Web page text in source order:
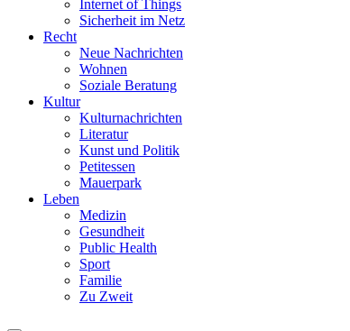
Internet of Things
Sicherheit im Netz
Recht
Neue Nachrichten
Wohnen
Soziale Beratung
Kultur
Kulturnachrichten
Literatur
Kunst und Politik
Petitessen
Mauerpark
Leben
Medizin
Gesundheit
Public Health
Sport
Familie
Zu Zweit